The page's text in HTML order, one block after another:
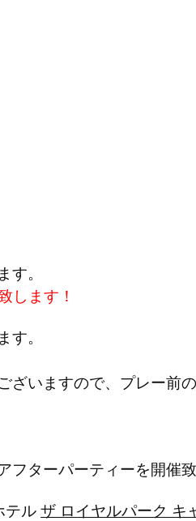
す。
します！
す。
ざいますので、プレー前
ターパーティーを開催致
テル ザ ロイヤルパーク キ